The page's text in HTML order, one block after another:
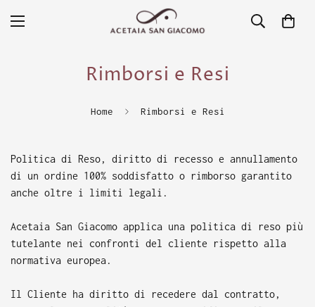
Rimborsi e Resi
Home Rimborsi e Resi
Politica di Reso, diritto di recesso e annullamento
di un ordine 100% soddisfatto o rimborso garantito
anche oltre i limiti legali.
Acetaia San Giacomo applica una politica di reso più
tutelante nei confronti del cliente rispetto alla
normativa europea.
Il Cliente ha diritto di recedere dal contratto,